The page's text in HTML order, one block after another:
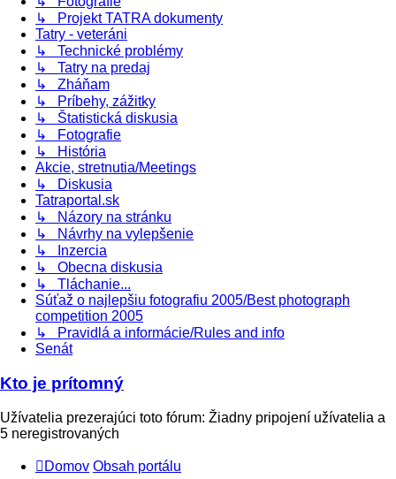
↳ Projekt TATRA dokumenty
Tatry - veteráni
↳ Technické problémy
↳ Tatry na predaj
↳ Zháňam
↳ Príbehy, zážitky
↳ Štatistická diskusia
↳ Fotografie
↳ História
Akcie, stretnutia/Meetings
↳ Diskusia
Tatraportal.sk
↳ Názory na stránku
↳ Návrhy na vylepšenie
↳ Inzercia
↳ Obecna diskusia
↳ Tláchanie...
Súťaž o najlepšiu fotografiu 2005/Best photograph
competition 2005
↳ Pravidlá a informácie/Rules and info
Senát
Kto je prítomný
Užívatelia prezerajúci toto fórum: Žiadny pripojení užívatelia a
5 neregistrovaných
Domov Obsah portálu